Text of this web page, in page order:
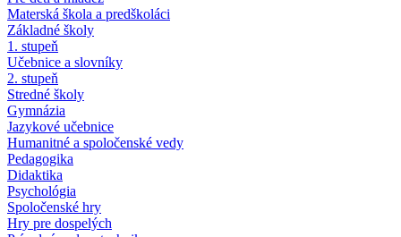
Materská škola a predškoláci
Základné školy
1. stupeň
Učebnice a slovníky
2. stupeň
Stredné školy
Gymnázia
Jazykové učebnice
Humanitné a spoločenské vedy
Pedagogika
Didaktika
Psychológia
Spoločenské hry
Hry pre dospelých